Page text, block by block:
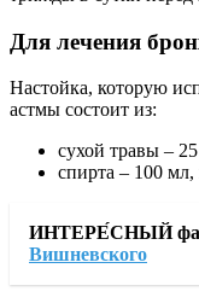
Для лечения
Настойка, которую
астмы состоит из:
сухой травы –
спирта – 100
ИНТЕРЕ́СНЫЙ
Вишневского